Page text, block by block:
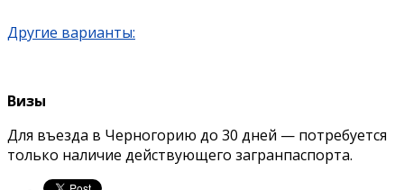
Другие варианты:
Визы
Для въезда в Черногорию до 30 дней — потребуется
только наличие действующего загранпаспорта.